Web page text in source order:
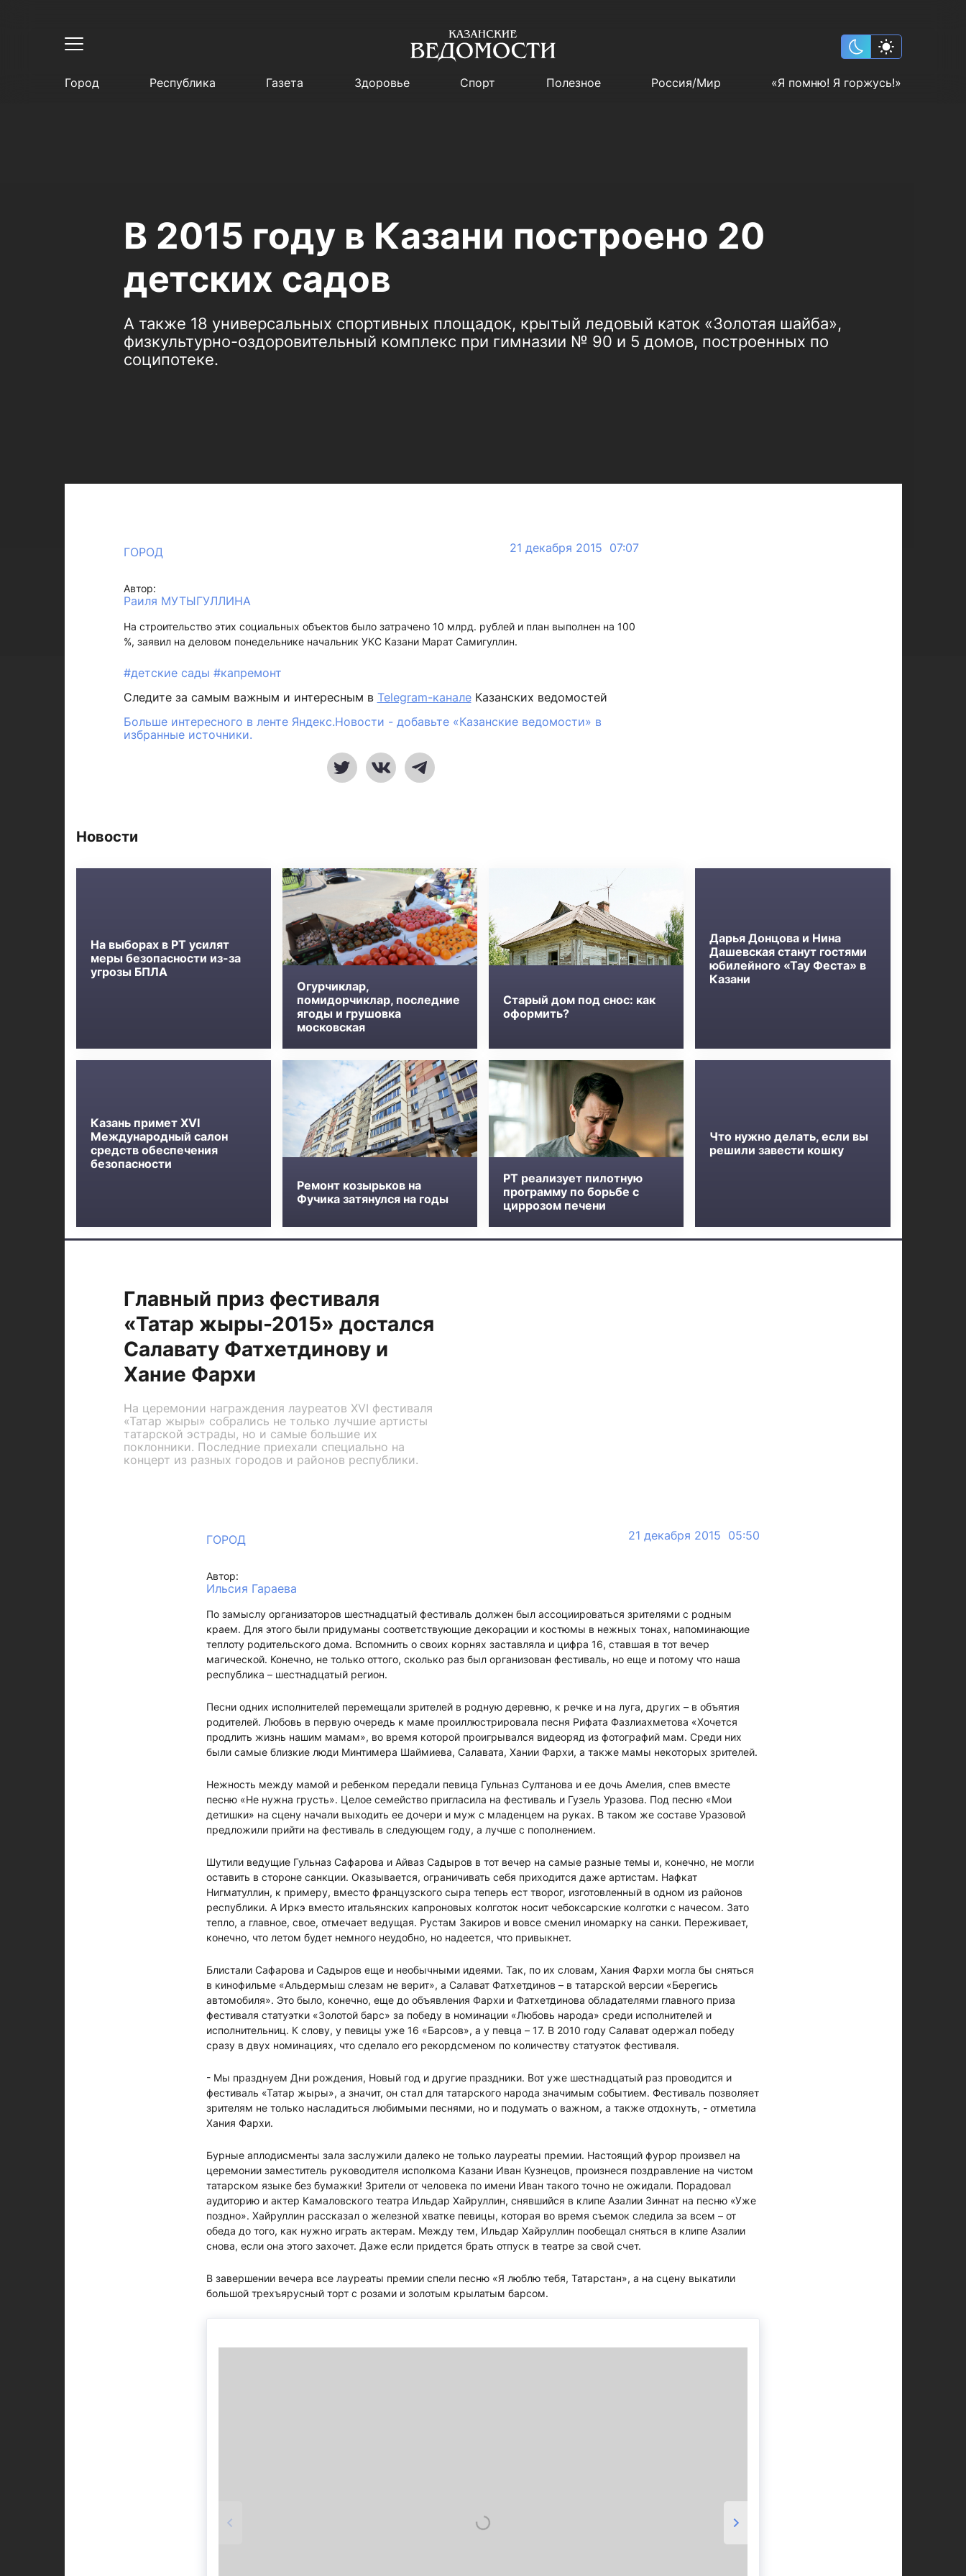
Город Республика Газета Здоровье Спорт Полезное Россия/Мир «Я помню! Я горжусь!»
В 2015 году в Казани построено 20
детских садов
А также 18 универсальных спортивных площадок, крытый ледовый каток «Золотая шайба»,
физкультурно-оздоровительный комплекс при гимназии № 90 и 5 домов, построенных по
соципотеке.
ГОРОД 21 декабря 2015 07:07
Автор:
Раиля МУТЫГУЛЛИНА
На строительство этих социальных объектов было затрачено 10 млрд. рублей и план выполнен на 100
%, заявил на деловом понедельнике начальник УКС Казани Марат Самигуллин.
#детские сады #капремонт
Следите за самым важным и интересным в Telegram-каналеКазанских ведомостей
Больше интересного в ленте Яндекс.Новости - добавьте «Казанские ведомости» в
избранные источники.
Новости
На выборах в РТ усилят
меры безопасности из-за
угрозы БПЛА
Огурчиклар,
помидорчиклар, последние
ягоды и грушовка
московская
Старый дом под снос: как
оформить?
Дарья Донцова и Нина
Дашевская станут гостями
юбилейного «Тау Феста» в
Казани
Казань примет XVI
Международный салон
средств обеспечения
безопасности
Ремонт козырьков на
Фучика затянулся на годы
РТ реализует пилотную
программу по борьбе с
циррозом печени
Что нужно делать, если вы
решили завести кошку
Главный приз фестиваля
«Татар жыры-2015» достался
Салавату Фатхетдинову и
Хание Фархи
На церемонии награждения лауреатов XVI фестиваля
«Татар жыры» собрались не только лучшие артисты
татарской эстрады, но и самые большие их
поклонники. Последние приехали специально на
концерт из разных городов и районов республики.
ГОРОД 21 декабря 2015 05:50
Автор:
Ильсия Гараева
По замыслу организаторов шестнадцатый фестиваль должен был ассоциироваться зрителями с родным
краем. Для этого были придуманы соответствующие декорации и костюмы в нежных тонах, напоминающие
теплоту родительского дома. Вспомнить о своих корнях заставляла и цифра 16, ставшая в тот вечер
магической. Конечно, не только оттого, сколько раз был организован фестиваль, но еще и потому что наша
республика – шестнадцатый регион.
Песни одних исполнителей перемещали зрителей в родную деревню, к речке и на луга, других – в объятия
родителей. Любовь в первую очередь к маме проиллюстрировала песня Рифата Фазлиахметова «Хочется
продлить жизнь нашим мамам», во время которой проигрывался видеоряд из фотографий мам. Среди них
были самые близкие люди Минтимера Шаймиева, Салавата, Хании Фархи, а также мамы некоторых зрителей.
Нежность между мамой и ребенком передали певица Гульназ Султанова и ее дочь Амелия, спев вместе
песню «Не нужна грусть». Целое семейство пригласила на фестиваль и Гузель Уразова. Под песню «Мои
детишки» на сцену начали выходить ее дочери и муж с младенцем на руках. В таком же составе Уразовой
предложили прийти на фестиваль в следующем году, а лучше с пополнением.
Шутили ведущие Гульназ Сафарова и Айваз Садыров в тот вечер на самые разные темы и, конечно, не могли
оставить в стороне санкции. Оказывается, ограничивать себя приходится даже артистам. Нафкат
Нигматуллин, к примеру, вместо французского сыра теперь ест творог, изготовленный в одном из районов
республики. А Иркэ вместо итальянских капроновых колготок носит чебоксарские колготки с начесом. Зато
тепло, а главное, свое, отмечает ведущая. Рустам Закиров и вовсе сменил иномарку на санки. Переживает,
конечно, что летом будет немного неудобно, но надеется, что привыкнет.
Блистали Сафарова и Садыров еще и необычными идеями. Так, по их словам, Хания Фархи могла бы сняться
в кинофильме «Альдермыш слезам не верит», а Салават Фатхетдинов – в татарской версии «Берегись
автомобиля». Это было, конечно, еще до объявления Фархи и Фатхетдинова обладателями главного приза
фестиваля статуэтки «Золотой барс» за победу в номинации «Любовь народа» среди исполнителей и
исполнительниц. К слову, у певицы уже 16 «Барсов», а у певца – 17. В 2010 году Салават одержал победу
сразу в двух номинациях, что сделало его рекордсменом по количеству статуэток фестиваля.
- Мы празднуем Дни рождения, Новый год и другие праздники. Вот уже шестнадцатый раз проводится и
фестиваль «Татар жыры», а значит, он стал для татарского народа значимым событием. Фестиваль позволяет
зрителям не только насладиться любимыми песнями, но и подумать о важном, а также отдохнуть, - отметила
Хания Фархи.
Бурные аплодисменты зала заслужили далеко не только лауреаты премии. Настоящий фурор произвел на
церемонии заместитель руководителя исполкома Казани Иван Кузнецов, произнеся поздравление на чистом
татарском языке без бумажки! Зрители от человека по имени Иван такого точно не ожидали. Порадовал
аудиторию и актер Камаловского театра Ильдар Хайруллин, снявшийся в клипе Азалии Зиннат на песню «Уже
поздно». Хайруллин рассказал о железной хватке певицы, которая во время съемок следила за всем – от
обеда до того, как нужно играть актерам. Между тем, Ильдар Хайруллин пообещал сняться в клипе Азалии
снова, если она этого захочет. Даже если придется брать отпуск в театре за свой счет.
В завершении вечера все лауреаты премии спели песню «Я люблю тебя, Татарстан», а на сцену выкатили
большой трехъярусный торт с розами и золотым крылатым барсом.